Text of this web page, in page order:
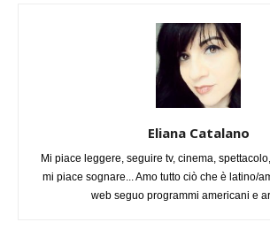
Eliana Catalano
Mi piace leggere, seguire tv, cinema,
mi piace sognare... Amo tutto ciò che è latino/
web seguo programmi americani e